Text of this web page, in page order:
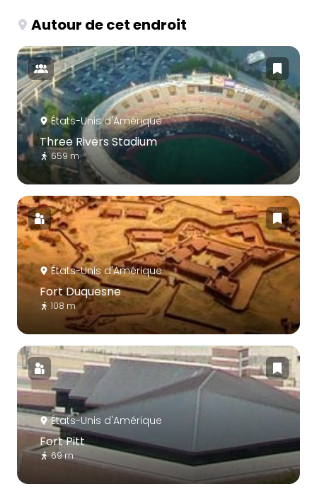
Autour de cet endroit
États-Unis d'Amérique
Three Rivers Stadium
659 m
États-Unis d'Amérique
Fort Duquesne
108 m
États-Unis d'Amérique
Fort Pitt
69 m